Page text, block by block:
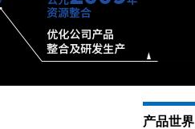
产品世界